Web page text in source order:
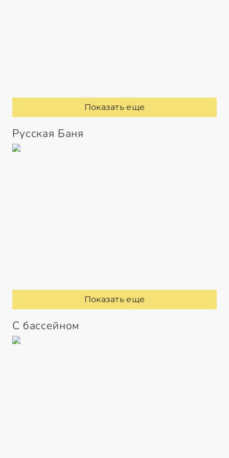
Показать еще
Русская Баня
Показать еще
С бассейном